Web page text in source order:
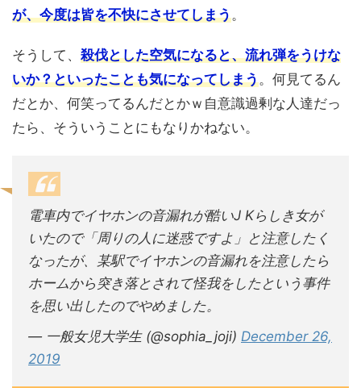
が、今度は皆を不快にさせてしまう。
そうして、 殺伐とした空気になると、流れ弾をうけな
いか？といったことも気になってしまう。何見てるん
だとか、何笑ってるんだとかｗ自意識過剰な人達だっ
たら、そういうことにもなりかねない。
電車内でイヤホンの音漏れが酷いJ Kらしき女が
いたので「周りの人に迷惑ですよ」と注意したく
なったが、某駅でイヤホンの音漏れを注意したら
ホームから突き落とされて怪我をしたという事件
を思い出したのでやめました。
— 一般女児大学生 (@sophia_joji) December 26,
2019